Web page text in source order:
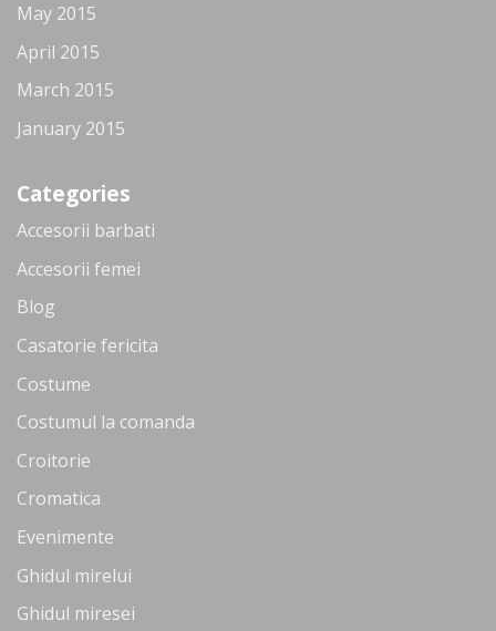
May 2015
April 2015
March 2015
January 2015
Categories
Accesorii barbati
Accesorii femei
Blog
Casatorie fericita
Costume
Costumul la comanda
Croitorie
Cromatica
Evenimente
Ghidul mirelui
Ghidul miresei